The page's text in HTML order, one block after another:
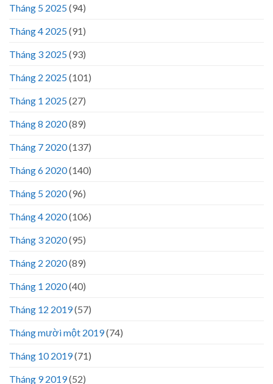
Tháng 5 2025(94)
Tháng 4 2025(91)
Tháng 3 2025(93)
Tháng 2 2025(101)
Tháng 1 2025(27)
Tháng 8 2020(89)
Tháng 7 2020(137)
Tháng 6 2020(140)
Tháng 5 2020(96)
Tháng 4 2020(106)
Tháng 3 2020(95)
Tháng 2 2020(89)
Tháng 1 2020(40)
Tháng 12 2019(57)
Tháng mười một 2019(74)
Tháng 10 2019(71)
Tháng 9 2019(52)